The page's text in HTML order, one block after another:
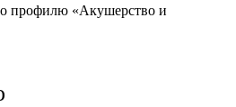
профилю «Акушерство и